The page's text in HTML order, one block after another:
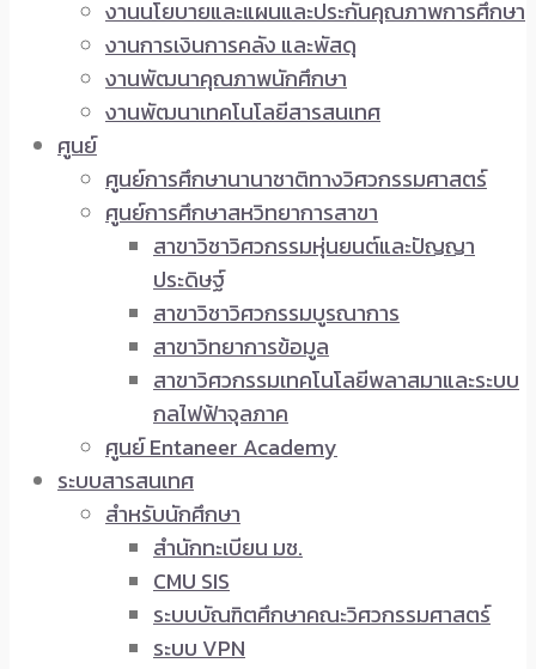
งานนโยบายและแผนและประกันคุณภาพการศึกษา
งานการเงินการคลัง และพัสดุ
งานพัฒนาคุณภาพนักศึกษา
งานพัฒนาเทคโนโลยีสารสนเทศ
ศูนย์
ศูนย์การศึกษานานาชาติทางวิศวกรรมศาสตร์
ศูนย์การศึกษาสหวิทยาการสาขา
สาขาวิชาวิศวกรรมหุ่นยนต์และปัญญา
ประดิษฐ์
สาขาวิชาวิศวกรรมบูรณาการ
สาขาวิทยาการข้อมูล
สาขาวิศวกรรมเทคโนโลยีพลาสมาและระบบ
กลไฟฟ้าจุลภาค
ศูนย์ Entaneer Academy
ระบบสารสนเทศ
สำหรับนักศึกษา
สำนักทะเบียน มช.
CMU SIS
ระบบบัณฑิตศึกษาคณะวิศวกรรมศาสตร์
ระบบ VPN